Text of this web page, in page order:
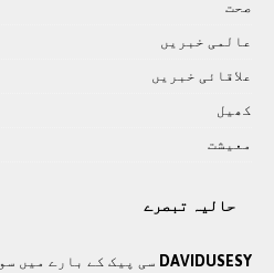
صحت
عالمی خبريں
علاقائی خبريں
کھيل
معيشت
حالیہ تبصرے
DAVIDUSESY سی پیک کے بارے میں